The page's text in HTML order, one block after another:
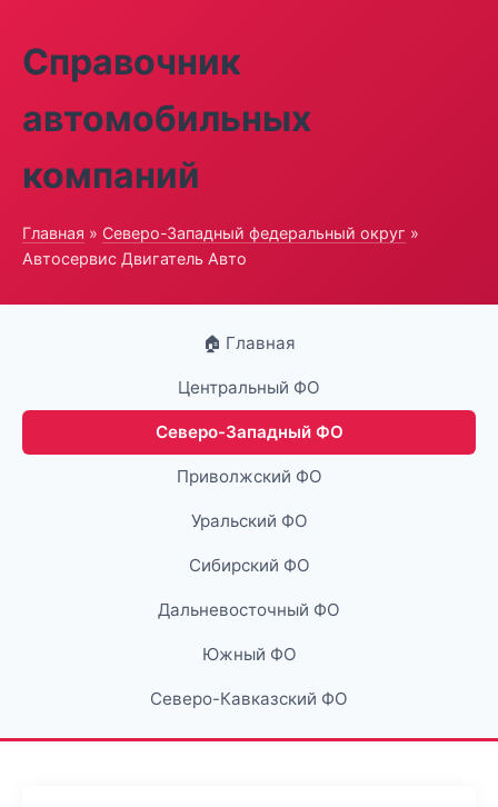
Справочник
автомобильных
компаний
Главная » Северо-Западный федеральный округ »
Автосервис Двигатель Авто
🏠 Главная
Центральный ФО
Северо-Западный ФО
Приволжский ФО
Уральский ФО
Сибирский ФО
Дальневосточный ФО
Южный ФО
Северо-Кавказский ФО